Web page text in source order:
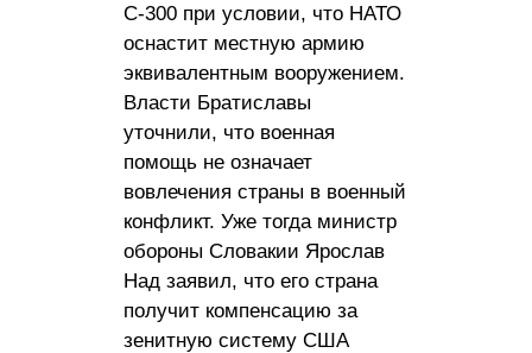
С-300 при условии, что НАТО
оснастит местную армию
эквивалентным вооружением.
Власти Братиславы
уточнили, что военная
помощь не означает
вовлечения страны в военный
конфликт. Уже тогда министр
обороны Словакии Ярослав
Над заявил, что его страна
получит компенсацию за
зенитную систему США